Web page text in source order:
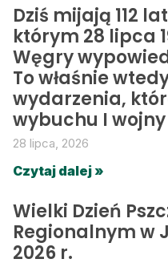
Dziś mijają 112
którym 28 lipca
Węgry
To właśnie
wydarzenia,
wybuchu I
28 lipca, 2026
Czytaj dalej »
Wielki Dzień
Regionalnym w
2026 r.